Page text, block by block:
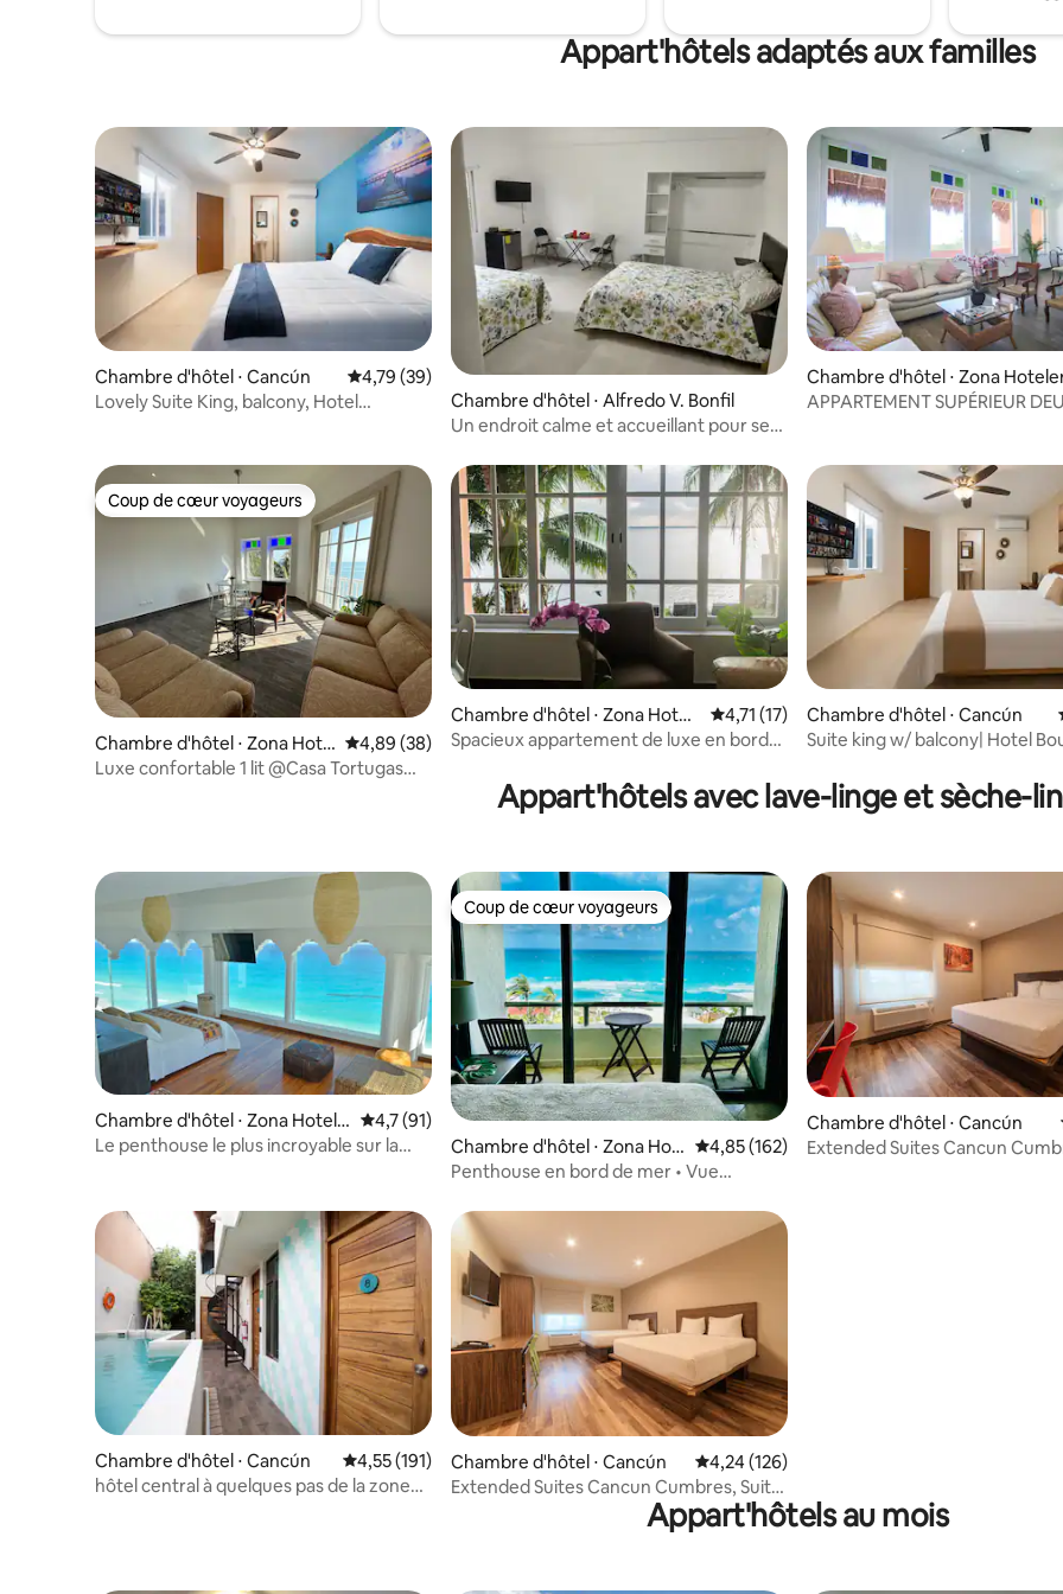
Appart'hôtels adaptés aux familles
Chambre d'hôtel ⋅ Cancún Évaluation moyenne sur la base de 39 commentaires : 4,79 sur 5
4,79 (39)
Lovely Suite King, balcony, Hotel
Chambre d'hôtel ⋅ Alfredo V. Bonfil
Un endroit calme et accueillant pour se
Chambre d'hôtel ⋅ Zona
APPARTEMENT SUPÉRIEUR
Coup de cœur voyageurs
Coup de cœur voyageurs
Chambre d'hôtel ⋅ Zona Hote
lera
Évaluation moyenne sur la base de 38 commentaires : 4,89 sur 5
4,89 (38)
Luxe confortable 1 lit @Casa Tortugas
Chambre d'hôtel ⋅ Zona Hotel
era
Évaluation moyenne sur la base de 17
4,71 (17)
Spacieux appartement de luxe en bord
Chambre d'hôtel ⋅ Cancún
Suite king w/ balcony| Hotel
Appart'hôtels avec lave-linge et sèche-
Chambre d'hôtel ⋅ Zona Hotele
ra
Évaluation moyenne sur la base de 91 commentaires : 4,7 sur 5
4,7 (91)
Le penthouse le plus incroyable sur la
Coup de cœur voyageurs
Coup de cœur voyageurs
Chambre d'hôtel ⋅ Zona Hot
elera
Évaluation moyenne sur la base de 162
4,85 (162)
Penthouse en bord de mer • Vue
Chambre d'hôtel ⋅ Cancún
Extended Suites Cancun
Chambre d'hôtel ⋅ Cancún Évaluation moyenne sur la base de 191 commentaires : 4,55 sur 5
4,55 (191)
hôtel central à quelques pas de la zone
Chambre d'hôtel ⋅ Cancún Évaluation moyenne sur la base de 126
4,24 (126)
Extended Suites Cancun Cumbres, Suite
Appart'hôtels au mois